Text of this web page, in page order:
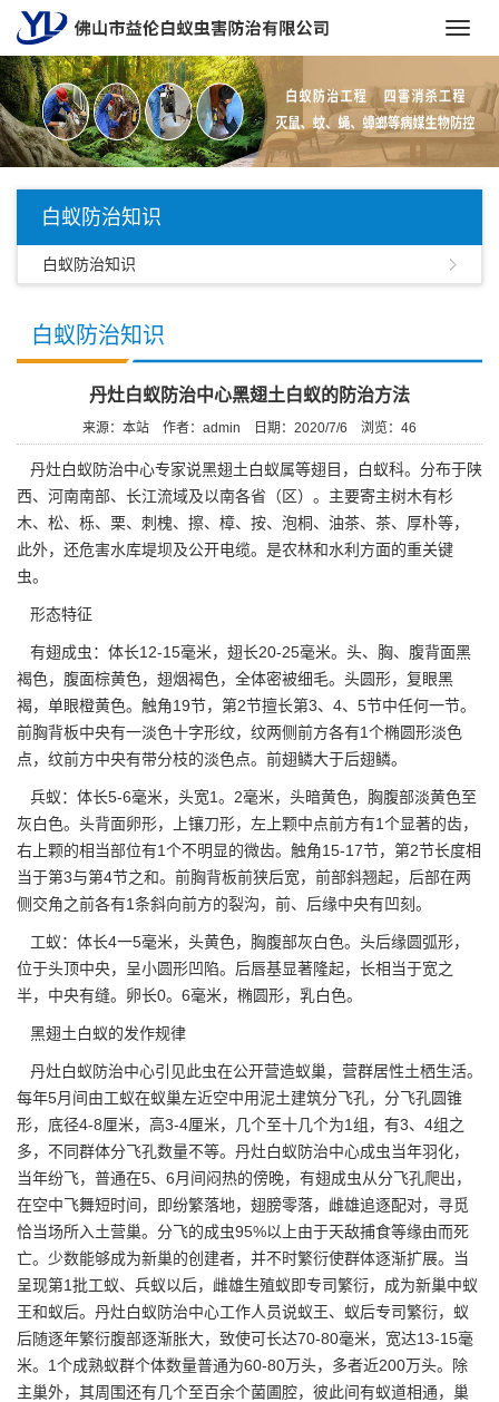
白蚁防治知识
白蚁防治知识
白蚁防治知识
丹灶白蚁防治中心黑翅土白蚁的防治方法
来源：本站 作者：admin 日期：2020/7/6 浏览： 46
丹灶白蚁防治中心专家说黑翅土白蚁属等翅目，白蚁科。分布于陕
西、河南南部、长江流域及以南各省（区）。主要寄主树木有杉
木、松、栎、栗、刺槐、擦、樟、按、泡桐、油茶、茶、厚朴等，
此外，还危害水库堤坝及公开电缆。是农林和水利方面的重关键
虫。
形态特征
有翅成虫：体长12-15毫米，翅长20-25毫米。头、胸、腹背面黑
褐色，腹面棕黄色，翅烟褐色，全体密被细毛。头圆形，复眼黑
褐，单眼橙黄色。触角19节，第2节擅长第3、4、5节中任何一节。
前胸背板中央有一淡色十字形纹，纹两侧前方各有1个椭圆形淡色
点，纹前方中央有带分枝的淡色点。前翅鳞大于后翅鳞。
兵蚁：体长5-6毫米，头宽1。2毫米，头暗黄色，胸腹部淡黄色至
灰白色。头背面卵形，上镶刀形，左上颗中点前方有1个显著的齿，
右上颗的相当部位有1个不明显的微齿。触角15-17节，第2节长度相
当于第3与第4节之和。前胸背板前狭后宽，前部斜翘起，后部在两
侧交角之前各有1条斜向前方的裂沟，前、后缘中央有凹刻。
工蚁：体长4一5毫米，头黄色，胸腹部灰白色。头后缘圆弧形，
位于头顶中央，呈小圆形凹陷。后唇基显著隆起，长相当于宽之
半，中央有缝。卵长0。6毫米，椭圆形，乳白色。
黑翅土白蚁的发作规律
丹灶白蚁防治中心引见此虫在公开营造蚁巢，营群居性土栖生活。
每年5月间由工蚁在蚁巢左近空中用泥土建筑分飞孔，分飞孔圆锥
形，底径4-8厘米，高3-4厘米，几个至十几个为1组，有3、4组之
多，不同群体分飞孔数量不等。丹灶白蚁防治中心成虫当年羽化，
当年纷飞，普通在5、6月间闷热的傍晚，有翅成虫从分飞孔爬出，
在空中飞舞短时间，即纷繁落地，翅膀零落，雌雄追逐配对，寻觅
恰当场所入土营巢。分飞的成虫95%以上由于天敌捕食等缘由而死
亡。少数能够成为新巢的创建者，并不时繁衍使群体逐渐扩展。当
呈现第1批工蚁、兵蚁以后，雌雄生殖蚁即专司繁衍，成为新巢中蚁
王和蚁后。丹灶白蚁防治中心工作人员说蚁王、蚁后专司繁衍，蚁
后随逐年繁衍腹部逐渐胀大，致使可长达70-80毫米，宽达13-15毫
米。1个成熟蚁群个体数量普通为60-80万头，多者近200万头。除
主巢外，其周围还有几个至百余个菌圃腔，彼此间有蚁道相通，巢